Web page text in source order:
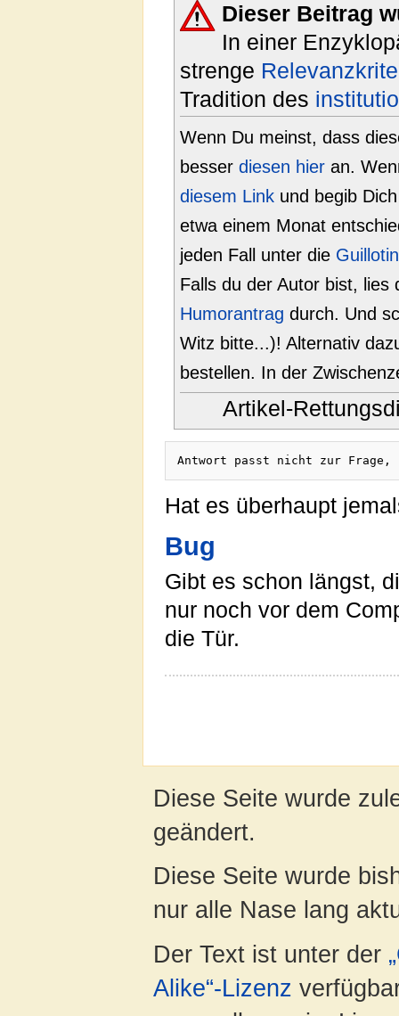
Dieser Beitrag
In einer
strenge
Tradition des
Wenn Du meinst, dass
besser diesen hier an.
diesem Link und begib
etwa einem Monat
jeden Fall unter die
Falls du der Autor bist,
Humorantrag durch. Und
Witz bitte...)! Alternativ
bestellen. In der
Artikel-
Antwort passt nicht zur Frage,
Hat es überhaupt
Bug
Gibt es schon längst,
nur noch vor dem
die Tür.
Diese Seite wurde
geändert.
Diese Seite wurde
nur alle Nase lang
Der Text ist unter der
Alike“-Lizenz